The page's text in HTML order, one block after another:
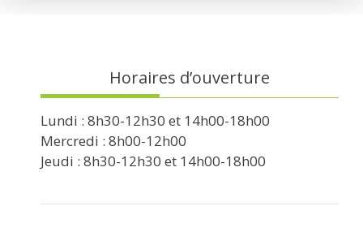
Horaires d’ouverture
Lundi : 8h30-12h30 et 14h00-18h00
Mercredi : 8h00-12h00
Jeudi : 8h30-12h30 et 14h00-18h00